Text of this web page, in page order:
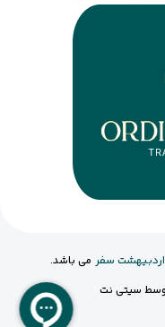
سفر می باشد.
سیتی نت